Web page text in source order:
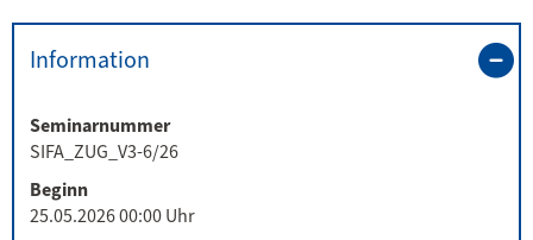
Information
Seminarnummer
SIFA_ZUG_V3-6/26
Beginn
25.05.2026 00:00 Uhr